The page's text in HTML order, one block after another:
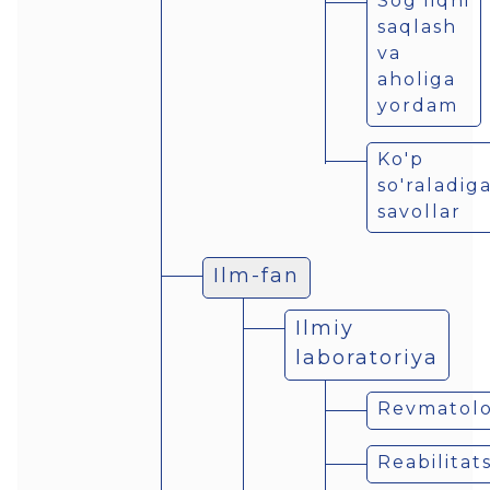
saqlash
va
aholiga
yordam
Ko'p
savollar
Ilm-fan
Ilmiy
laboratoriya